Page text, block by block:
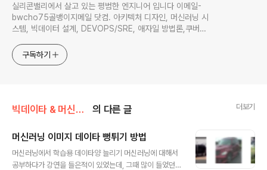
실리콘밸리에서 살고 있는 평범한 엔지니어 입니다 이메일-
bwcho75골뱅이지메일 닷컴. 아키텍처 디자인, 머신러닝 시
스템, 빅데이터 설계, DEVOPS/SRE, 애자일 방법론,쿠버네
한 기술 멘토링과 강의 진행합니다. Linkedin :
https://www.linkedin.com/in/terrycho75/
구독하기
빅데이타 & 머신러닝/머신러닝 의 다른 글 더보기
머신러닝 이미지 데이타 뻥튀기 방법
머신러닝에서 학습용 데이타양 늘리기 머신러닝에 대해서
공부하다가 강연을 들은적이 있었는데, 그때 많이 들었던